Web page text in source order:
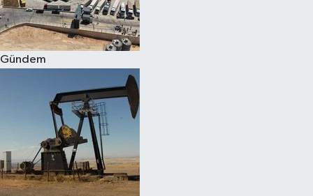
Gündem
Spor
Burç Yorumları
Çocuk
Eğitim
Hava Durumu